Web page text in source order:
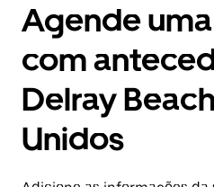
Agende
com
Delray
Unidos